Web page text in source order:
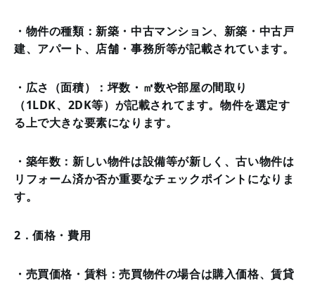
・物件の種類：新築・中古マンション、新築・中古戸
建、アパート、店舗・事務所等が記載されています。
・広さ（面積）：坪数・㎡数や部屋の間取り
（1LDK、2DK等）が記載されてます。物件を選定す
る上で大きな要素になります。
・築年数：新しい物件は設備等が新しく、古い物件は
リフォーム済か否か重要なチェックポイントになりま
す。
2．価格・費用
・売買価格・賃料：売買物件の場合は購入価格、賃貸